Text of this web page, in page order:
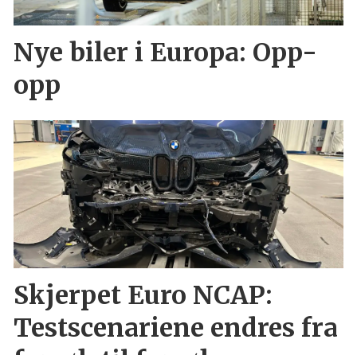
Nye biler i Europa: Opp-
opp
Skjerpet Euro NCAP:
Testscenariene endres fra